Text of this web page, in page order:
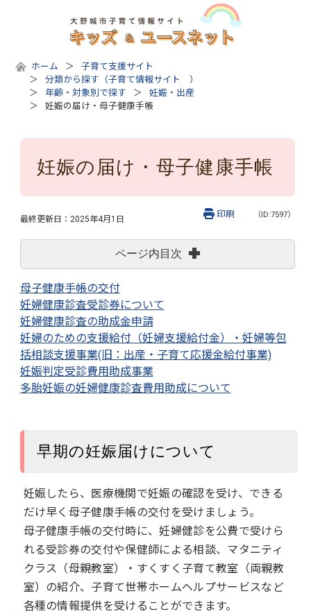
ホーム
子育て支援サイト
分類から探す（子育て情報サイト ）
年齢・対象別で探す
妊娠・出産
妊娠の届け・母子健康手帳
妊娠の届け・母子健康手帳
最終更新日： 2025年4月1日 （ID:7597）
印刷
ページ内目次
母子健康手帳の交付
妊婦健康診査受診券について
妊婦健康診査の助成金申請
妊婦のための支援給付（妊婦支援給付金）・妊婦等包
括相談支援事業(旧：出産・子育て応援金給付事業)
妊娠判定受診費用助成事業
多胎妊娠の妊婦健康診査費用助成について
早期の妊娠届けについて
妊娠したら、医療機関で妊娠の確認を受け、できる
だけ早く母子健康手帳の交付を受けましょう。
母子健康手帳の交付時に、妊婦健診を公費で受けら
れる受診券の交付や保健師による相談、マタニティ
クラス（母親教室）・すくすく子育て教室（両親教
室）の紹介、子育て世帯ホームヘルプサービスなど
各種の情報提供を受けることができます。